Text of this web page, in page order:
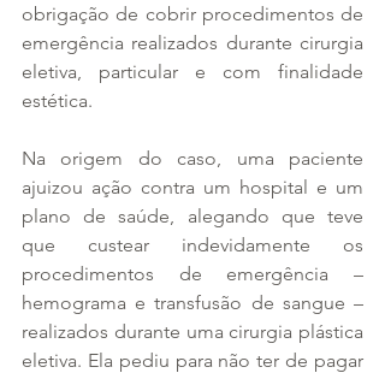
obrigação de cobrir procedimentos de
emergência realizados durante cirurgia
eletiva, particular e com finalidade
estética.
Na origem do caso, uma paciente
ajuizou ação contra um hospital e um
plano de saúde, alegando que teve
que custear indevidamente os
procedimentos de emergência –
hemograma e transfusão de sangue –
realizados durante uma cirurgia plástica
eletiva. Ela pediu para não ter de pagar